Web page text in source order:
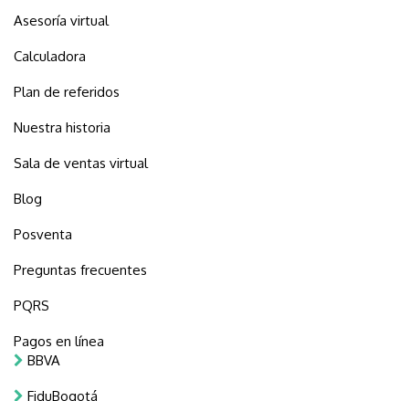
Asesoría virtual
Calculadora
Plan de referidos
Nuestra historia
Sala de ventas virtual
Blog
Posventa
Preguntas frecuentes
PQRS
Pagos en línea
BBVA
FiduBogotá